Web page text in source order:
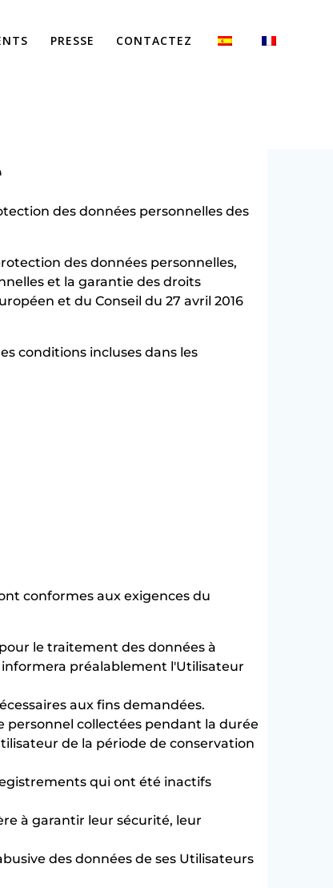
PRESSE CONTACTEZ
des données personnelles des
des données personnelles,
et la garantie des droits
et du Conseil du 27 avril 2016
conditions incluses dans les
conformes aux exigences du
le traitement des données à
préalablement l'Utilisateur
aux fins demandées.
personnel collectées pendant la durée
de la période de conservation
qui ont été inactifs
à garantir leur sécurité, leur
des données de ses Utilisateurs